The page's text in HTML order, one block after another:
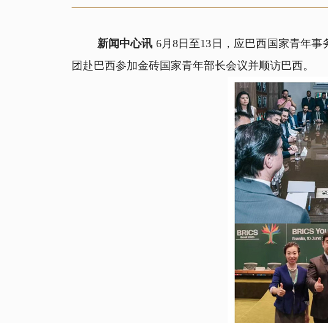
新闻中心讯 6月8日至13日，应巴西国家青年
团赴巴西参加金砖国家青年部长会议并顺访巴西。